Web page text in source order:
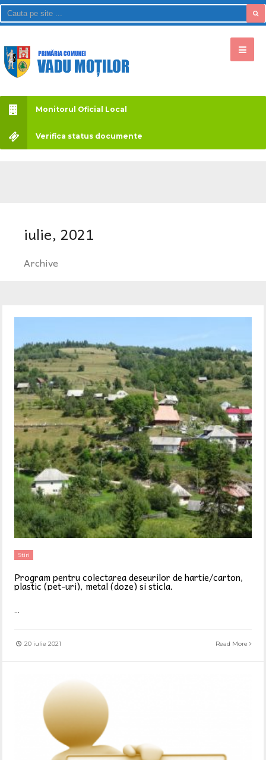
Monitorul Oficial Local
Verifica status documente
iulie, 2021
Archive
Stiri
Program pentru colectarea deseurilor de hartie/carton,
plastic (pet-uri), metal (doze) si sticla.
...
20 iulie 2021 Read More